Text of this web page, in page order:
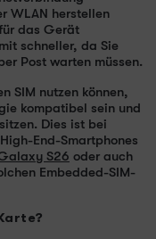
WLAN herstellen
das Gerät
schneller, da Sie
Post warten müssen.
SIM nutzen können,
kompatibel sein und
Dies ist bei
End-Smartphones
S26 oder auch
Embedded-SIM-